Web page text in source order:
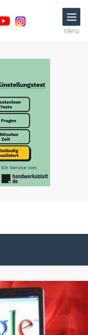
Menü